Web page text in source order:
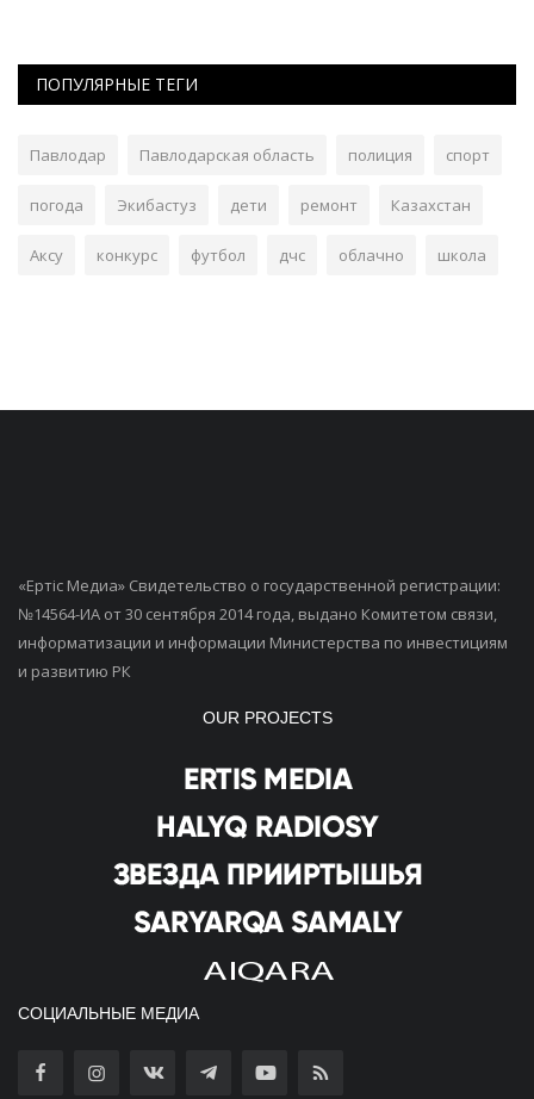
ПОПУЛЯРНЫЕ ТЕГИ
Павлодар Павлодарская область полиция спорт
погода Экибастуз дети ремонт Казахстан
Аксу конкурс футбол дчс облачно школа
«Ертiс Медиа» Свидетельство о государственной регистрации:
№14564-ИА от 30 сентября 2014 года, выдано Комитетом связи,
информатизации и информации Министерства по инвестициям
и развитию РК
OUR PROJECTS
СОЦИАЛЬНЫЕ МЕДИА